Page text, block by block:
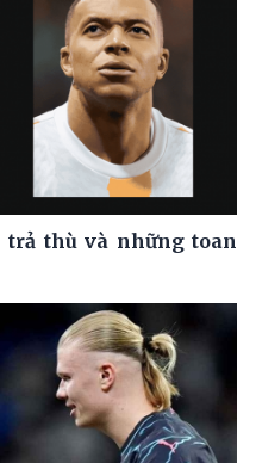
thù và những toan